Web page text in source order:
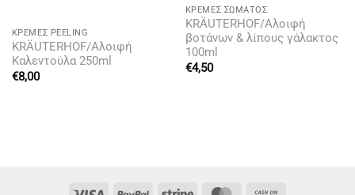
ΚΡΈΜΕΣ PEELING
KRÄUTERHOF/Αλοιφή
Καλεντούλα 250ml
€8,00
ΚΡΈΜΕΣ ΣΏΜΑΤΟΣ
KRÄUTERHOF/Αλοιφή
βοτάνων & λίπους γάλακτος
100ml
€4,50